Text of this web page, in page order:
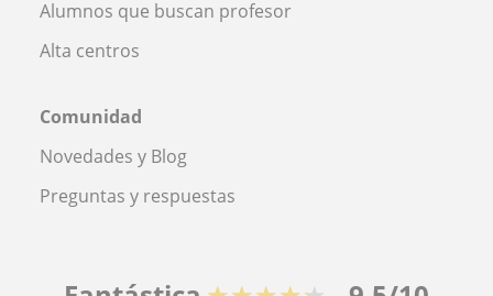
Alumnos que buscan profesor
Alta centros
Comunidad
Novedades y Blog
Preguntas y respuestas